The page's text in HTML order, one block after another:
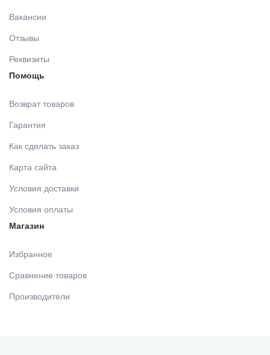
Вакансии
Отзывы
Реквизиты
Помощь
Возврат товаров
Гарантия
Как сделать заказ
Карта сайта
Условия доставки
Условия оплаты
Магазин
Избранное
Сравнение товаров
Производители